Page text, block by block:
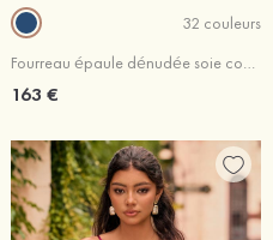
32 couleurs
Fourreau épaule dénudée soie comme du satin courte/mini robe de fête de la rentré avec appliqué perles
163 €